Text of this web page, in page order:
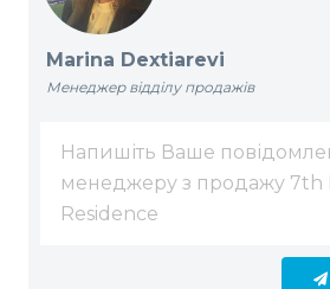
Marina Dextiarevi
Менеджер відділу продажів